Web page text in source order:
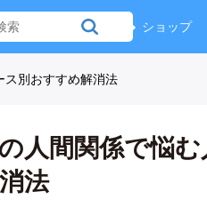
ショップ
ス別おすすめ解消法
人間関係で悩
法